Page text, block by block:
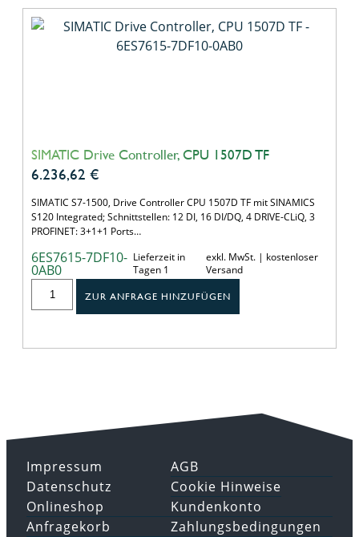
SIMATIC Drive Controller, CPU 1507D TF
6.236,62 €
SIMATIC S7-1500, Drive Controller CPU 1507D TF mit SINAMICS
S120 Integrated; Schnittstellen: 12 DI, 16 DI/DQ, 4 DRIVE-CLiQ, 3
PROFINET: 3+1+1 Ports…
6ES7615-7DF10-
0AB0
Lieferzeit in
Tagen 1
exkl. MwSt. | kostenloser
Versand
ZUR ANFRAGE HINZUFÜGEN
Impressum
Datenschutz
AGB
Cookie Hinweise
Onlineshop
Anfragekorb
Kundenkonto
Zahlungsbedingungen